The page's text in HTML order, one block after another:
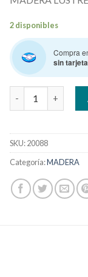
2 disponibles
Compra
sin tarjeta
VALENZ.
SKU:20088
Categoría:MADERA